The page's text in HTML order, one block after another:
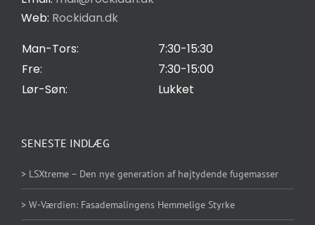
Web: Rockidan.dk
Man-Tors:
7:30-15:30
Fre:
7:30-15:00
Lør-Søn:
Lukket
Cookie Indstilling
SENESTE INDLÆG
> LSXtreme – Den nye generation af højtydende fugemasser
> W-Værdien: Fasademalingens Hemmelige Styrke